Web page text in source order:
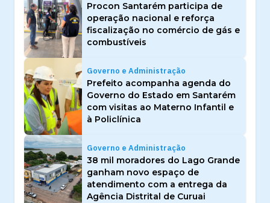
Procon Santarém participa de
operação nacional e reforça
fiscalização no comércio de gás e
combustíveis
Governo e Administração
Prefeito acompanha agenda do
Governo do Estado em Santarém
com visitas ao Materno Infantil e
à Policlínica
Governo e Administração
38 mil moradores do Lago Grande
ganham novo espaço de
atendimento com a entrega da
Agência Distrital de Curuai